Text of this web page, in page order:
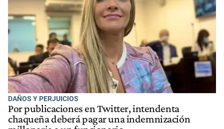
DAÑOS Y PERJUICIOS
Por publicaciones en Twitter, intendenta
chaqueña deberá pagar una indemnización